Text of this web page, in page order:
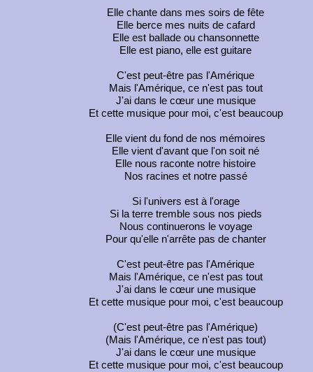
Elle chante dans mes soirs de fête
Elle berce mes nuits de cafard
Elle est ballade ou chansonnette
Elle est piano, elle est guitare
C'est peut-être pas l'Amérique
Mais l'Amérique, ce n'est pas tout
J'ai dans le cœur une musique
Et cette musique pour moi, c'est beaucoup
Elle vient du fond de nos mémoires
Elle vient d'avant que l'on soit né
Elle nous raconte notre histoire
Nos racines et notre passé
Si l'univers est à l'orage
Si la terre tremble sous nos pieds
Nous continuerons le voyage
Pour qu'elle n'arrête pas de chanter
C'est peut-être pas l'Amérique
Mais l'Amérique, ce n'est pas tout
J'ai dans le cœur une musique
Et cette musique pour moi, c'est beaucoup
(C'est peut-être pas l'Amérique)
(Mais l'Amérique, ce n'est pas tout)
J'ai dans le cœur une musique
Et cette musique pour moi, c'est beaucoup